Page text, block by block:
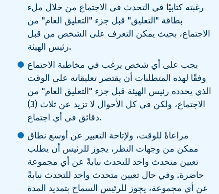
رغبته كتابيًا في التحدث في الاجتماع من خلال ملء
بطاقة "التعليق" قبل جزء "التعليق العام" من
الاجتماع، بحيث يمكن التعرف على الشخص من قبل
رئيس الهيئة.
يجب على أي شخص يرغب في مخاطبة الاجتماع
وفقًا لهذه المتطلبات أن يقتصر تعليقاته على الوقت
الذي يحدده رئيس الهيئة قبل جزء "التعليق العام" من
الاجتماع، ولكن في كل الأحوال لا تزيد عن ثلاث (3)
دقائق في أي اجتماع.
مراعاةً للوقت، ولإتاحة التعبير عن أوسع نطاق
ممكن من وجهات النظر، يجوز للرئيس أن يطلب
تعيين متحدث واحد للتحدث نيابةً عن أي مجموعة
حاضرة. وفي حال تعيين متحدث واحد للتحدث نيابةً
عن أي مجموعة، يجوز للرئيس السماح بتمديد المدة